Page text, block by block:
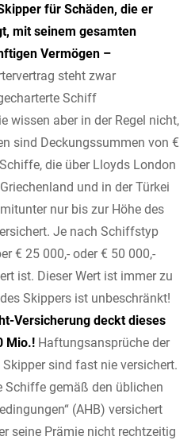
für Schäden, die er
mit seinem gesamten
Vermögen –
steht zwar
Schiff
wissen aber in der Regel nicht,
sind Deckungssummen von €
die über Lloyds London
und in der Türkei
nur bis zur Höhe des
Je nach Schiffstyp
€ 25 000,- oder € 50 000,-
ist. Dieser Wert ist immer zu
Skippers ist unbeschränkt!
Versicherung deckt dieses
Mio.! Haftungsansprüche der
sind fast nie versichert.
Schiffe gemäß den üblichen
(AHB) versichert
seine Prämie nicht rechtzeitig